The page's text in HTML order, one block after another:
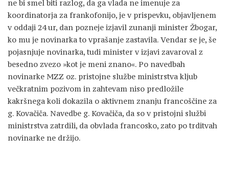
ne bi smel biti razlog, da ga vlada ne imenuje za
koordinatorja za frankofonijo, je v prispevku, objavljenem
v oddaji 24 ur, dan pozneje izjavil zunanji minister Žbogar,
ko mu je novinarka to vprašanje zastavila. Vendar se je, še
pojasnjuje novinarka, tudi minister v izjavi zavaroval z
besedno zvezo »kot je meni znano«. Po navedbah
novinarke MZZ oz. pristojne službe ministrstva kljub
večkratnim pozivom in zahtevam niso predložile
kakršnega koli dokazila o aktivnem znanju francoščine za
g. Kovačiča. Navedbe g. Kovačiča, da so v pristojni službi
ministrstva zatrdili, da obvlada francosko, zato po trditvah
novinarke ne držijo.